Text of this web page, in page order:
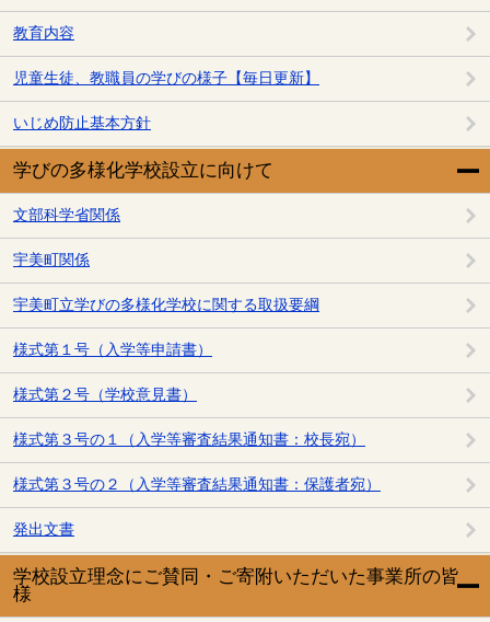
教育内容
児童生徒、教職員の学びの様子【毎日更新】
いじめ防止基本方針
学びの多様化学校設立に向けて
文部科学省関係
宇美町関係
宇美町立学びの多様化学校に関する取扱要綱
様式第１号（入学等申請書）
様式第２号（学校意見書）
様式第３号の１（入学等審査結果通知書：校長宛）
様式第３号の２（入学等審査結果通知書：保護者宛）
発出文書
学校設立理念にご賛同・ご寄附いただいた事業所の皆
様